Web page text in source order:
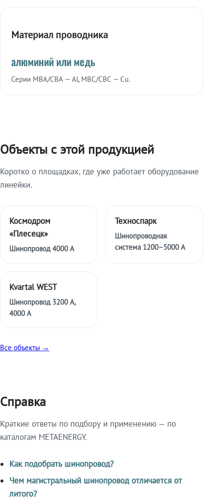
Материал проводника
алюминий или медь
Серии МВА/СВА — Al, МВС/СВС — Cu.
Объекты с этой продукцией
Коротко о площадках, где уже работает оборудование
линейки.
Космодром
«Плесецк»
Шинопровод 4000 А
Техноспарк
Шинопроводная
система 1200–5000 А
Kvartal WEST
Шинопровод 3200 А,
4000 А
Все объекты →
Справка
Краткие ответы по подбору и применению — по
каталогам METAENERGY.
Как подобрать шинопровод?
Чем магистральный шинопровод отличается от
литого?